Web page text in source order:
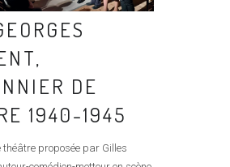
DE
1940-1945
théâtre proposée par Gilles